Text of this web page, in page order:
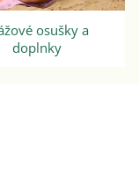
osušky a
doplnky